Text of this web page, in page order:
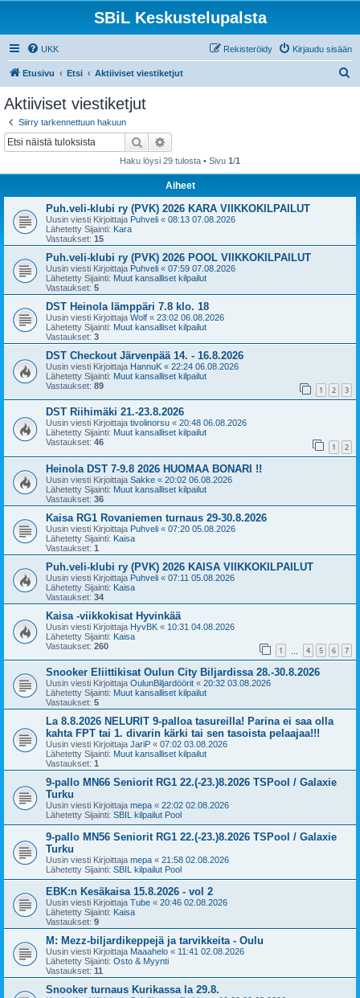
SBiL Keskustelupalsta
UKK Kirjaudu sisään
Rekisteröidy
Etusivu Etsi Aktiiviset viestiketjut
Aktiiviset viestiketjut
Siirry tarkennettuun hakuun
Etsi
Haku löysi 29 tulosta • Sivu 1/1
Aiheet
Puh.veli-klubi ry (PVK) 2026 KARA VIIKKOKILPAILUT
Uusin viesti Kirjoittaja Puhveli « 08:13 07.08.2026
Lähetetty Sijainti: Kara
Vastaukset: 15
Puh.veli-klubi ry (PVK) 2026 POOL VIIKKOKILPAILUT
Uusin viesti Kirjoittaja Puhveli « 07:59 07.08.2026
Lähetetty Sijainti: Muut kansalliset kilpailut
Vastaukset: 5
DST Heinola lämppäri 7.8 klo. 18
Uusin viesti Kirjoittaja Wolf « 23:02 06.08.2026
Lähetetty Sijainti: Muut kansalliset kilpailut
Vastaukset: 3
DST Checkout Järvenpää 14. - 16.8.2026
Uusin viesti Kirjoittaja HannuK « 22:24 06.08.2026
Lähetetty Sijainti: Muut kansalliset kilpailut
Vastaukset: 89 1 2 3
DST Riihimäki 21.-23.8.2026
Uusin viesti Kirjoittaja tivolinorsu « 20:48 06.08.2026
Lähetetty Sijainti: Muut kansalliset kilpailut
Vastaukset: 46 1 2
Heinola DST 7-9.8 2026 HUOMAA BONARI !!
Uusin viesti Kirjoittaja Sakke « 20:02 06.08.2026
Lähetetty Sijainti: Muut kansalliset kilpailut
Vastaukset: 36
Kaisa RG1 Rovaniemen turnaus 29-30.8.2026
Uusin viesti Kirjoittaja Puhveli « 07:20 05.08.2026
Lähetetty Sijainti: Kaisa
Vastaukset: 1
Puh.veli-klubi ry (PVK) 2026 KAISA VIIKKOKILPAILUT
Uusin viesti Kirjoittaja Puhveli « 07:11 05.08.2026
Lähetetty Sijainti: Kaisa
Vastaukset: 34
Kaisa -viikkokisat Hyvinkää
Uusin viesti Kirjoittaja HyvBK « 10:31 04.08.2026
Lähetetty Sijainti: Kaisa
Vastaukset: 260 1 4 5 6 7
Snooker Eliittikisat Oulun City Biljardissa 28.-30.8.2026
Uusin viesti Kirjoittaja OulunBiljardöörit « 20:32 03.08.2026
Lähetetty Sijainti: Muut kansalliset kilpailut
Vastaukset: 5
La 8.8.2026 NELURIT 9-palloa tasureilla! Parina ei saa olla
kahta FPT tai 1. divarin kärki tai sen tasoista pelaajaa!!!
Uusin viesti Kirjoittaja JariP « 07:02 03.08.2026
Lähetetty Sijainti: Muut kansalliset kilpailut
Vastaukset: 1
9-pallo MN66 Seniorit RG1 22.(-23.)8.2026 TSPool / Galaxie
Turku
Uusin viesti Kirjoittaja mepa « 22:02 02.08.2026
Lähetetty Sijainti: SBIL kilpailut Pool
9-pallo MN56 Seniorit RG1 22.(-23.)8.2026 TSPool / Galaxie
Turku
Uusin viesti Kirjoittaja mepa « 21:58 02.08.2026
Lähetetty Sijainti: SBIL kilpailut Pool
EBK:n Kesäkaisa 15.8.2026 - vol 2
Uusin viesti Kirjoittaja Tube « 20:46 02.08.2026
Lähetetty Sijainti: Kaisa
Vastaukset: 9
M: Mezz-biljardikeppejä ja tarvikkeita - Oulu
Uusin viesti Kirjoittaja Maaahelo « 11:41 02.08.2026
Lähetetty Sijainti: Osto & Myynti
Vastaukset: 11
Snooker turnaus Kurikassa la 29.8.